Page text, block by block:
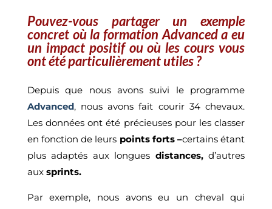
Pouvez-vous partager un exemple
concret où la formation Advanced a eu
un impact positif ou où les cours vous
ont été particulièrement utiles ?
Depuis que nous avons suivi le programme
Advanced, nous avons fait courir 34 chevaux.
Les données ont été précieuses pour les classer
en fonction de leurs points forts –certains étant
plus adaptés aux longues distances,d’autres
aux sprints.
Par exemple, nous avons eu un cheval qui